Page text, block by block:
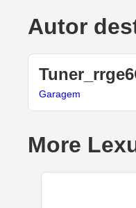
Autor
Garagem
More